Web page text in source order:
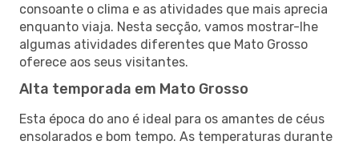
consoante o clima e as atividades que mais aprecia
enquanto viaja. Nesta secção, vamos mostrar-lhe
algumas atividades diferentes que Mato Grosso
oferece aos seus visitantes.
Alta temporada em Mato Grosso
Esta época do ano é ideal para os amantes de céus
ensolarados e bom tempo. As temperaturas durante